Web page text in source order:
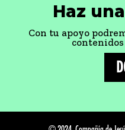
Haz
Con tu apoyo